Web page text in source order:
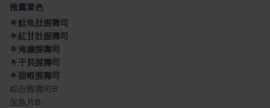
推薦菜色
🌟鮭魚肚握壽司
🌟紅甘肚握壽司
🌟海膽握壽司
🌟干貝握壽司
🌟甜蝦握壽司
綜合握壽司B
生魚片B